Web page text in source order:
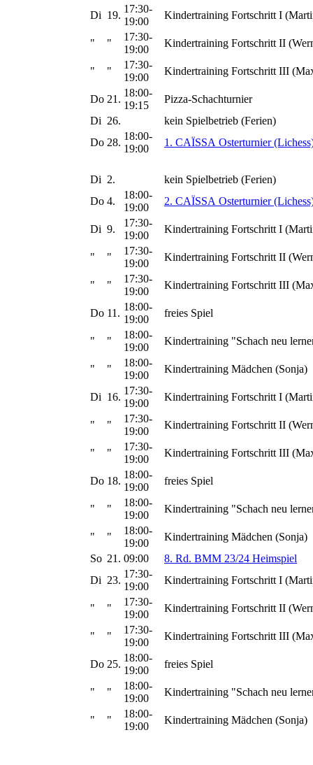
Di 19.
17:30-
19:00
Kindertraining Fortschritt I
" "
17:30-
19:00
Kindertraining Fortschritt II
" "
17:30-
19:00
Kindertraining Fortschritt III
Do 21.
18:00-
19:15
Pizza-Schachturnier
Di 26.
kein Spielbetrieb (Ferien)
Do 28.
18:00-
19:00
1. CAÏSSA Osterturnier
Di 2.
kein Spielbetrieb (Ferien)
Do 4.
18:00-
19:00
2. CAÏSSA Osterturnier
Di 9.
17:30-
19:00
Kindertraining Fortschritt I
" "
17:30-
19:00
Kindertraining Fortschritt II
" "
17:30-
19:00
Kindertraining Fortschritt III
Do 11.
18:00-
19:00
freies Spiel
" "
18:00-
19:00
Kindertraining "Schach neu
" "
18:00-
19:00
Kindertraining Mädchen (Sonja)
Di 16.
17:30-
19:00
Kindertraining Fortschritt I
" "
17:30-
19:00
Kindertraining Fortschritt II
" "
17:30-
19:00
Kindertraining Fortschritt III
Do 18.
18:00-
19:00
freies Spiel
" "
18:00-
19:00
Kindertraining "Schach neu
" "
18:00-
19:00
Kindertraining Mädchen (Sonja)
So 21. 09:00
8. Rd. BMM 23/24 Heimspiel
Di 23.
17:30-
19:00
Kindertraining Fortschritt I
" "
17:30-
19:00
Kindertraining Fortschritt II
" "
17:30-
19:00
Kindertraining Fortschritt III
Do 25.
18:00-
19:00
freies Spiel
" "
18:00-
19:00
Kindertraining "Schach neu
" "
18:00-
19:00
Kindertraining Mädchen (Sonja)